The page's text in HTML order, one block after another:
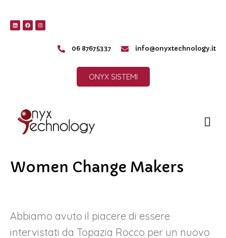
06 87675337 info@onyxtechnology.it
ONYX SISTEMI
Women Change Makers
Abbiamo avuto il piacere di essere
intervistati da Topazia Rocco per un nuovo